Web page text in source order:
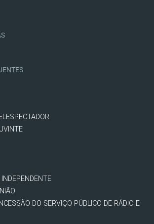
DO SERVIÇO PÚBLICO DE RÁDIO E